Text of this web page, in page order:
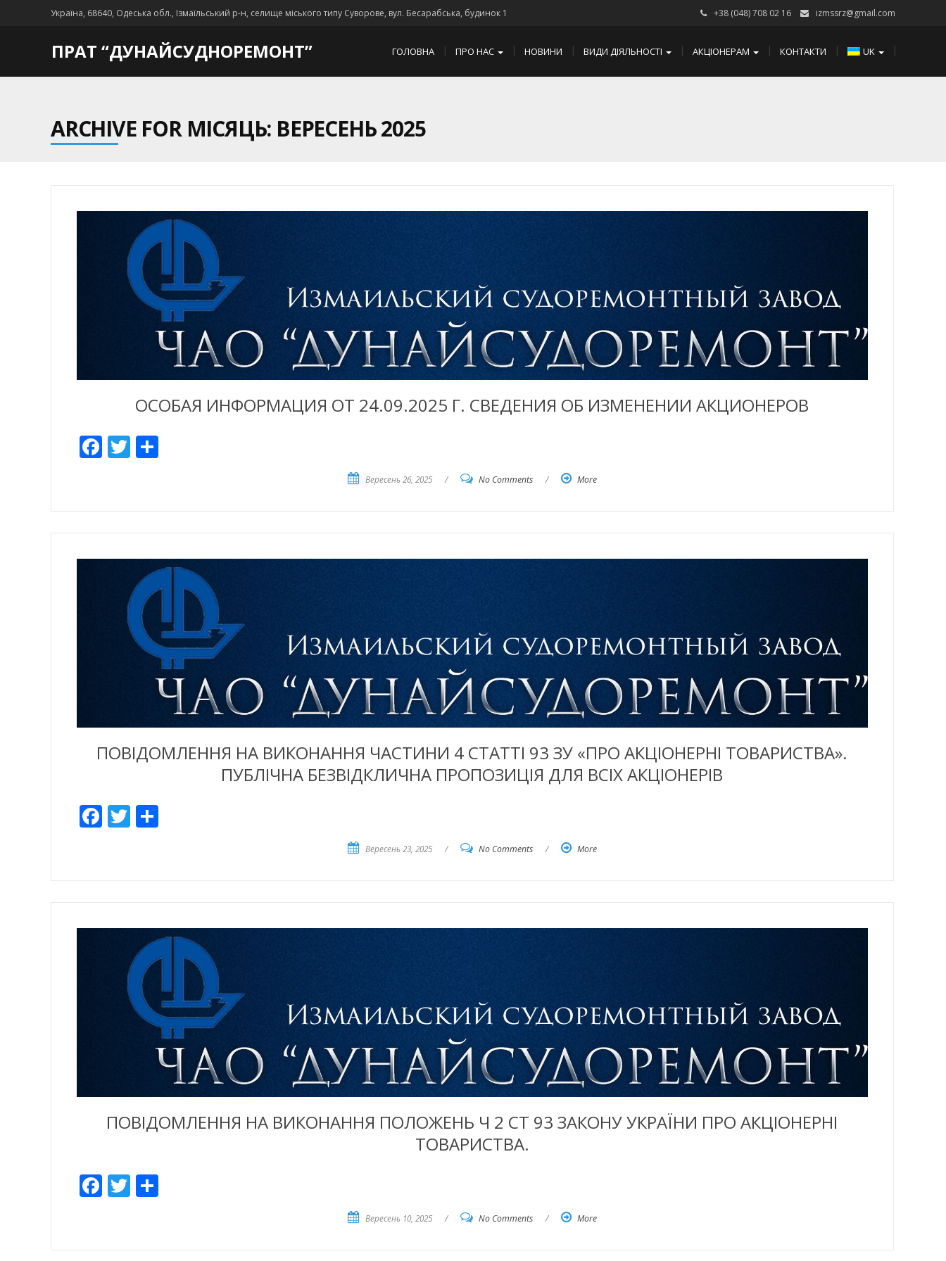
Україна, 68640, Одеська обл., Ізмаїльський р-н, селище міського типу Суворове, вул. Бесарабська, будинок 1 +38 (048) 708 02 16 izmssrz@gmail.com
ПРАТ “ДУНАЙСУДНОРЕМОНТ” ГОЛОВНА ПРО НАС НОВИНИ ВИДИ ДІЯЛЬНОСТІ АКЦІОНЕРАМ КОНТАКТИ UK
ARCHIVE FOR МІСЯЦЬ: ВЕРЕСЕНЬ 2025
ОСОБАЯ ИНФОРМАЦИЯ ОТ 24.09.2025 Г. СВЕДЕНИЯ ОБ ИЗМЕНЕНИИ АКЦИОНЕРОВ
Facebook
Twitter
Share
Вересень 26, 2025 / No Comments / More
ПОВІДОМЛЕННЯ НА ВИКОНАННЯ ЧАСТИНИ 4 СТАТТІ 93 ЗУ «ПРО АКЦІОНЕРНІ ТОВАРИСТВА».
ПУБЛІЧНА БЕЗВІДКЛИЧНА ПРОПОЗИЦІЯ ДЛЯ ВСІХ АКЦІОНЕРІВ
Facebook
Twitter
Share
Вересень 23, 2025 / No Comments / More
ПОВІДОМЛЕННЯ НА ВИКОНАННЯ ПОЛОЖЕНЬ Ч 2 СТ 93 ЗАКОНУ УКРАЇНИ ПРО АКЦІОНЕРНІ
ТОВАРИСТВА.
Facebook
Twitter
Share
Вересень 10, 2025 / No Comments / More